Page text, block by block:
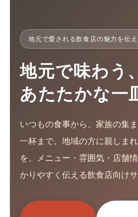
地元で愛される飲食店の魅力を伝
地元で味わう、
あたたかな一
いつもの食事から、家族の集
一杯まで。地域の方に親しま
を、メニュー・雰囲気・店舗
かりやすく伝える飲食店向けサ